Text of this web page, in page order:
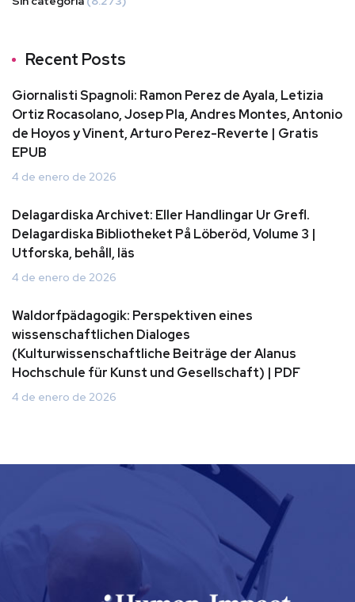
Recent Posts
Giornalisti Spagnoli: Ramon Perez de Ayala, Letizia
Ortiz Rocasolano, Josep Pla, Andres Montes, Antonio
de Hoyos y Vinent, Arturo Perez-Reverte | Gratis
EPUB
4 de enero de 2026
Delagardiska Archivet: Eller Handlingar Ur Grefl.
Delagardiska Bibliotheket På Löberöd, Volume 3 |
Utforska, behåll, läs
4 de enero de 2026
Waldorfpädagogik: Perspektiven eines
wissenschaftlichen Dialoges
(Kulturwissenschaftliche Beiträge der Alanus
Hochschule für Kunst und Gesellschaft) | PDF
4 de enero de 2026